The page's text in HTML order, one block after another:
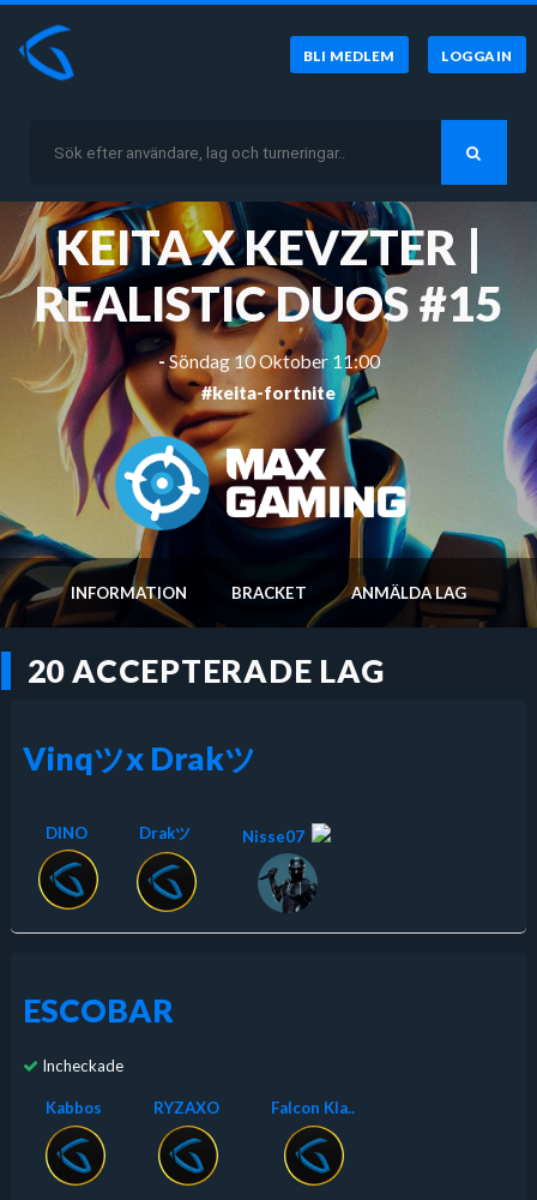
BLI MEDLEM LOGGA IN
KEITA X KEVZTER |
REALISTIC DUOS #15
-Söndag 10 Oktober 11:00
#keita-fortnite
INFORMATION BRACKET ANMÄLDA LAG
20 ACCEPTERADE LAG
Vinqツx Drakツ
DINO Drakツ Nisse07
ESCOBAR
Incheckade
Kabbos RYZAXO Falcon Kla..